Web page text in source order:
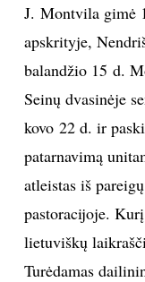
J. Montvila gimė
apskrityje,
balandžio 15 d.
Seinų dvasinėje
kovo 22 d. ir
patarnavimą
atleistas iš
pastoracijoje.
lietuviškų
Turėdamas